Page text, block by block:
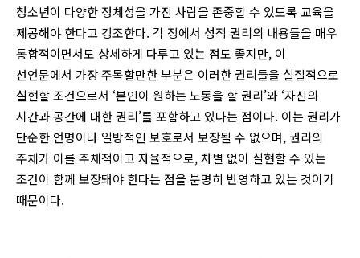
청소년이 다양한 정체성을 가진 사람을 존중할 수 있도록 교육을
제공해야 한다고 강조한다. 각 장에서 성적 권리의 내용들을 매우
통합적이면서도 상세하게 다루고 있는 점도 좋지만, 이
선언문에서 가장 주목할만한 부분은 이러한 권리들을 실질적으로
실현할 조건으로서 ‘본인이 원하는 노동을 할 권리’와 ‘자신의
시간과 공간에 대한 권리’를 포함하고 있다는 점이다. 이는 권리가
단순한 언명이나 일방적인 보호로서 보장될 수 없으며, 권리의
주체가 이를 주체적이고 자율적으로, 차별 없이 실현할 수 있는
조건이 함께 보장돼야 한다는 점을 분명히 반영하고 있는 것이기
때문이다.